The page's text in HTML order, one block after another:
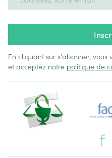
En cliquant sur s'abonner,
et acceptez notre politique de